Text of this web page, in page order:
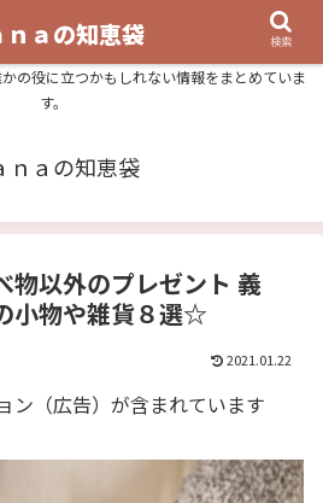
の役に立つかもしれない情報をまとめていま
す。
ｎａの知恵袋
物以外のプレゼント 義
小物や雑貨８選☆
2021.01.22
ン（広告）が含まれています
ｎａの知恵袋 検索